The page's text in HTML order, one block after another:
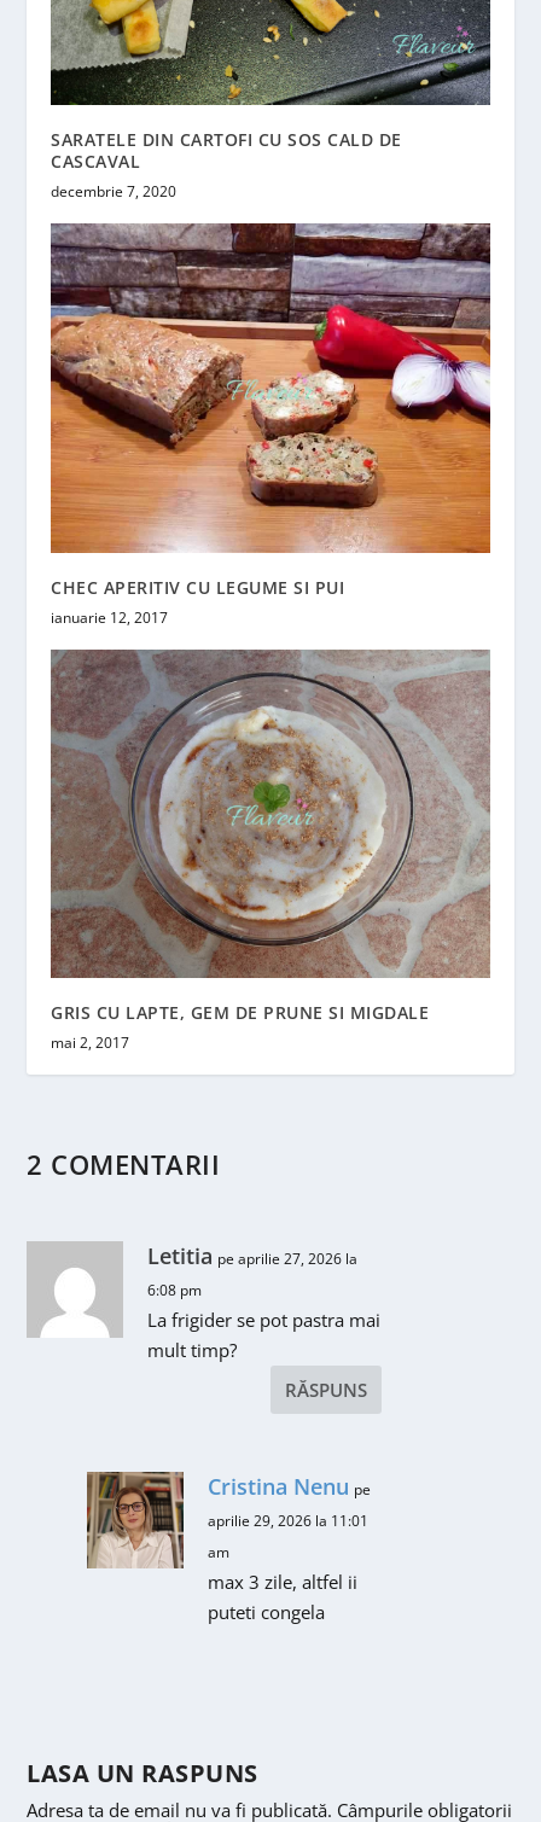
SARATELE DIN CARTOFI CU SOS CALD DE
CASCAVAL
decembrie 7, 2020
CHEC APERITIV CU LEGUME SI PUI
ianuarie 12, 2017
GRIS CU LAPTE, GEM DE PRUNE SI MIGDALE
mai 2, 2017
2 COMENTARII
Letitia pe aprilie 27, 2026 la
6:08 pm
La frigider se pot pastra mai
mult timp?
RĂSPUNS
Cristina Nenu pe
aprilie 29, 2026 la 11:01
am
max 3 zile, altfel ii
puteti congela
LASA UN RASPUNS
Adresa ta de email nu va fi publicată. Câmpurile obligatorii